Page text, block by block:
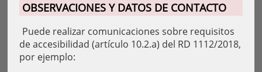
OBSERVACIONES Y DATOS DE CONTACTO
Puede realizar comunicaciones sobre requisitos
de accesibilidad (artículo 10.2.a) del RD 1112/2018,
por ejemplo: